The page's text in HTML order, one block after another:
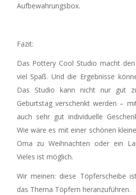
Aufbewahrungsbox.
Fazit:
Das Pottery Cool Studio macht
viel Spaß. Und die Ergebnisse
Das Studio kann nicht nur gut
Geburtstag verschenkt werden –
auch sehr gut individuelle
Wie wäre es mit einer schönen
Oma zu Weihnachten oder ein
Vieles ist möglich.
Wir meinen: diese Töpferscheibe
das Thema Töpfern heranzuführen.